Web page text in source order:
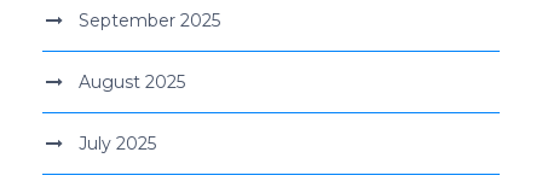
September 2025
August 2025
July 2025